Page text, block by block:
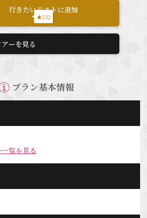
行きたいリストに追加
★232
ーを見る
プラン基本情報
覧を見る